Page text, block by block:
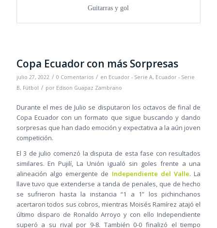
Guitarras y gol
Copa Ecuador con más Sorpresas
julio 27, 2022 / 0 Comentarios / en Ecuador - Serie A, Ecuador - Serie
B, Fútbol / por Edison Guapaz Zambrano
Durante el mes de Julio se disputaron los octavos de final de
Copa Ecuador con un formato que sigue buscando y dando
sorpresas que han dado emoción y expectativa a la aún joven
competición.
El 3 de julio comenzó la disputa de esta fase con resultados
similares. En Pujilí, La Unión igualó sin goles frente a una
alineación algo emergente de Independiente del Valle. La
llave tuvo que extenderse a tanda de penales, que de hecho
se sufrieron hasta la instancia “1 a 1” los pichinchanos
acertaron todos sus cobros, mientras Moisés Ramírez atajó el
último disparo de Ronaldo Arroyo y con ello Independiente
superó a su rival por 9-8. También 0-0 finalizó el tiempo